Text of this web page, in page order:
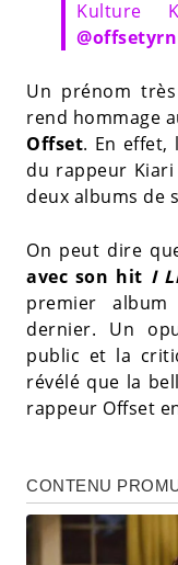
Kulture
@offsetyrn
Un prénom
rend hommage
Offset. En
du rappeur
deux albums de
On peut dire
avec son hit I
premier album
dernier. Un
public et la
révélé que la
rappeur Offset